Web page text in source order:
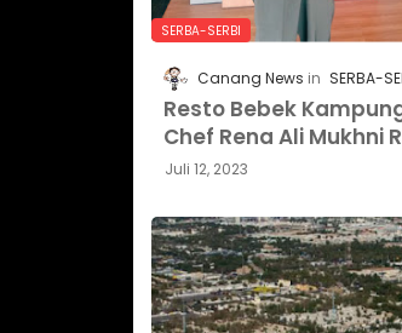
SERBA-SERBI
Canang News SERBA-
Resto Bebek
Chef Rena Ali Mukhni
Juli 12, 2023